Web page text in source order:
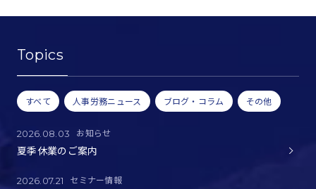
Topics
すべて 人事労務ニュース ブログ・コラム その他
2026.08.03 お知らせ
夏季休業のご案内
2026.07.21 セミナー情報